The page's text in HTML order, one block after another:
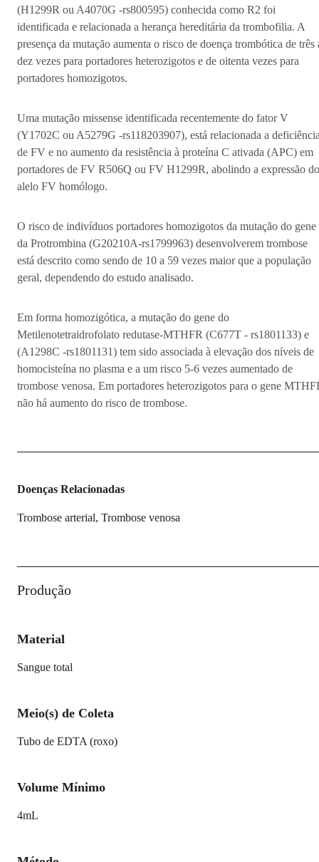
(H1299R ou A4070G -rs800595) conhecida como R2 foi
identificada e relacionada a herança hereditária da trombofilia. A
presença da mutação aumenta o risco de doença trombótica de três
dez vezes para portadores heterozigotos e de oitenta vezes para
portadores homozigotos.
Uma mutação missense identificada recentemente do fator V
(Y1702C ou A5279G -rs118203907), está relacionada a
de FV e no aumento da resistência à proteína C ativada (APC) em
portadores de FV R506Q ou FV H1299R, abolindo a expressão do
alelo FV homólogo.
O risco de indivíduos portadores homozigotos da mutação do gene
da Protrombina (G20210A-rs1799963) desenvolverem trombose
está descrito como sendo de 10 a 59 vezes maior que a população
geral, dependendo do estudo analisado.
Em forma homozigótica, a mutação do gene do
Metilenotetraidrofolato redutase-MTHFR (C677T - rs1801133) e
(A1298C -rs1801131) tem sido associada à elevação dos níveis de
homocisteína no plasma e a um risco 5-6 vezes aumentado de
trombose venosa. Em portadores heterozigotos para o gene
não há aumento do risco de trombose.
Doenças Relacionadas
Trombose arterial, Trombose venosa
Produção
Material
Sangue total
Meio(s) de Coleta
Tubo de EDTA (roxo)
Volume Mínimo
4mL